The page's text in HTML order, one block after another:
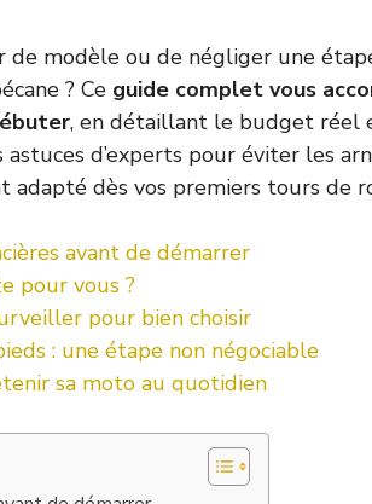
de modèle ou de négliger une
? Ce guide complet vous
, en détaillant le budget réel
astuces d’experts pour éviter les
adapté dès vos premiers tours de
avant de démarrer
pour vous ?
pour bien choisir
: une étape non négociable
sa moto au quotidien